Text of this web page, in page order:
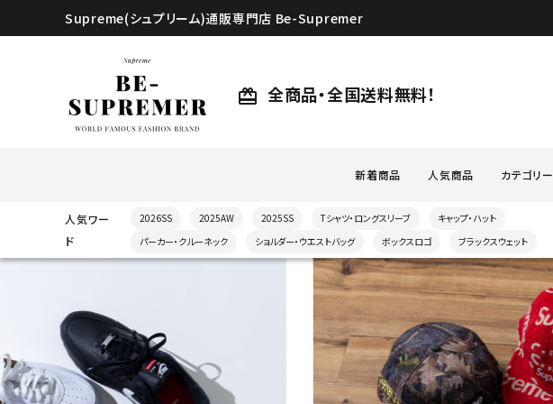
Supreme(シュプリーム)通販専門店 Be-Supremer
card_giftcard 全商品・全国送料無料！
新着商品 人気商品 カテゴリー
人気ワー
ド
2026SS 2025AW 2025SS Tシャツ・ロングスリーブ
キャップ・ハット
パーカー・クルーネック
ショルダー・ウエストバッグ ボックスロゴ ブラックスウェット
人気ワード